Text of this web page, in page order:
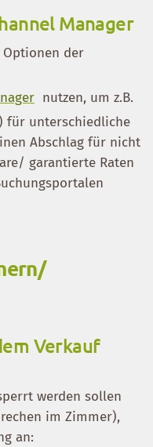
Manager
der
nutzen, um z.B.
für unterschiedliche
Abschlag für nicht
garantierte Raten
Verkauf
werden sollen
im Zimmer),
an: